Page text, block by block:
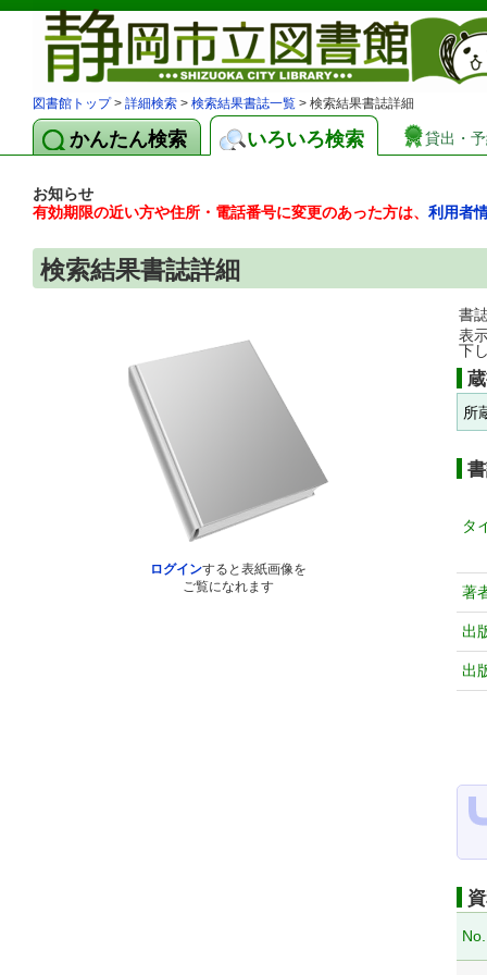
図書館トップ> 詳細検索 > 検索結果書誌一覧 > 検索結果書誌詳細
かんたん検索 いろいろ検索 貸出・
お知らせ
有効期限の近い方や住所・電話番号に変更のあった方は、 利用者
検索結果書誌詳細
ログインすると表紙画像を
ご覧になれます
書
表
下
所
タ
著
出
出
No.